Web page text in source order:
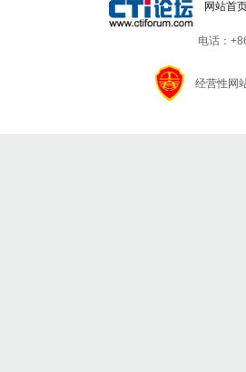
网站首
电话：
经营性网